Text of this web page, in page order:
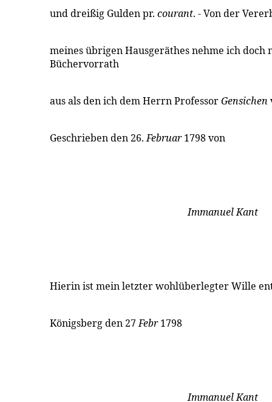
und dreißig Gulden pr. courant. - Von der
meines übrigen Hausgeräthes nehme ich doch
Büchervorrath
aus als den ich dem Herrn ProfessorGensichen
Geschrieben den 26.Februar1798 von
Immanuel Kant
Hierin ist mein letzter wohlüberlegter Wille
Königsberg den 27Febr1798
Immanuel Kant